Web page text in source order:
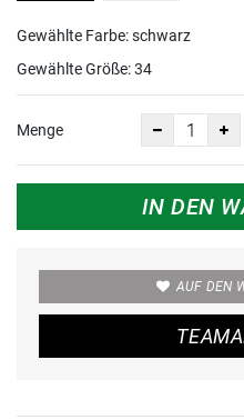
Gewählte Farbe: schwarz
Gewählte Größe:34
Menge
IN DEN
AUF DEN